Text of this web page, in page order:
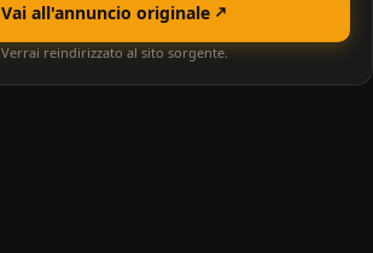
Vai all'annuncio originale
Verrai reindirizzato al sito sorgente.